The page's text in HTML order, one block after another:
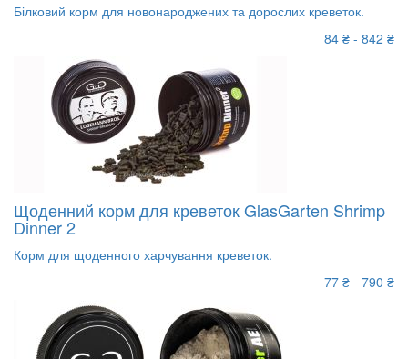
Білковий корм для новонароджених та дорослих креветок.
84 ₴ - 842 ₴
Щоденний корм для креветок GlasGarten Shrimp
Dinner 2
Корм для щоденного харчування креветок.
77 ₴ - 790 ₴